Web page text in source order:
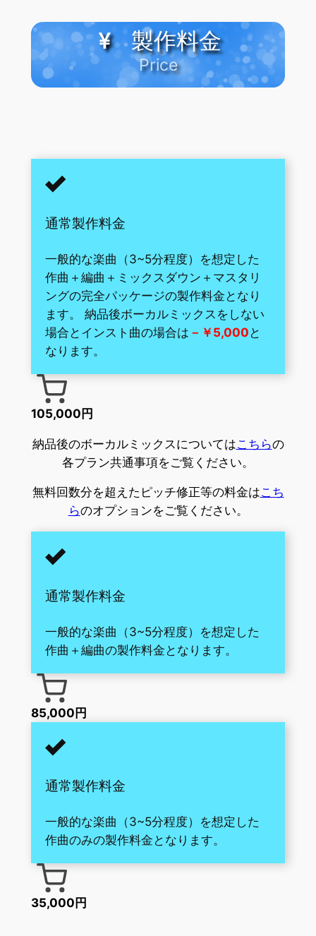
製作料金
Price
通常製作料金
一般的な楽曲（3~5分程度）を想定した
作曲＋編曲＋ミックスダウン＋マスタリ
ングの完全パッケージの製作料金となり
ます。 納品後ボーカルミックスをしない
場合とインスト曲の場合は －￥5,000 と
なります。
105,000円
納品後のボーカルミックスについてはこちらの
各プラン共通事項をご覧ください。
無料回数分を超えたピッチ修正等の料金はこち
らのオプションをご覧ください。
通常製作料金
一般的な楽曲（3~5分程度）を想定した
作曲＋編曲の製作料金となります。
85,000円
通常製作料金
一般的な楽曲（3~5分程度）を想定した
作曲のみの製作料金となります。
35,000円